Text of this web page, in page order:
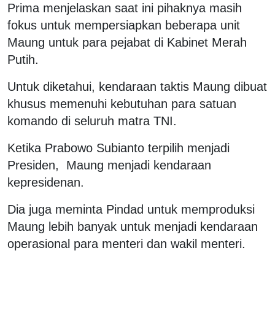
Prima menjelaskan saat ini pihaknya masih
fokus untuk mempersiapkan beberapa unit
Maung untuk para pejabat di Kabinet Merah
Putih.
Untuk diketahui, kendaraan taktis Maung dibuat
khusus memenuhi kebutuhan para satuan
komando di seluruh matra TNI.
Ketika Prabowo Subianto terpilih menjadi
Presiden, Maung menjadi kendaraan
kepresidenan.
Dia juga meminta Pindad untuk memproduksi
Maung lebih banyak untuk menjadi kendaraan
operasional para menteri dan wakil menteri.